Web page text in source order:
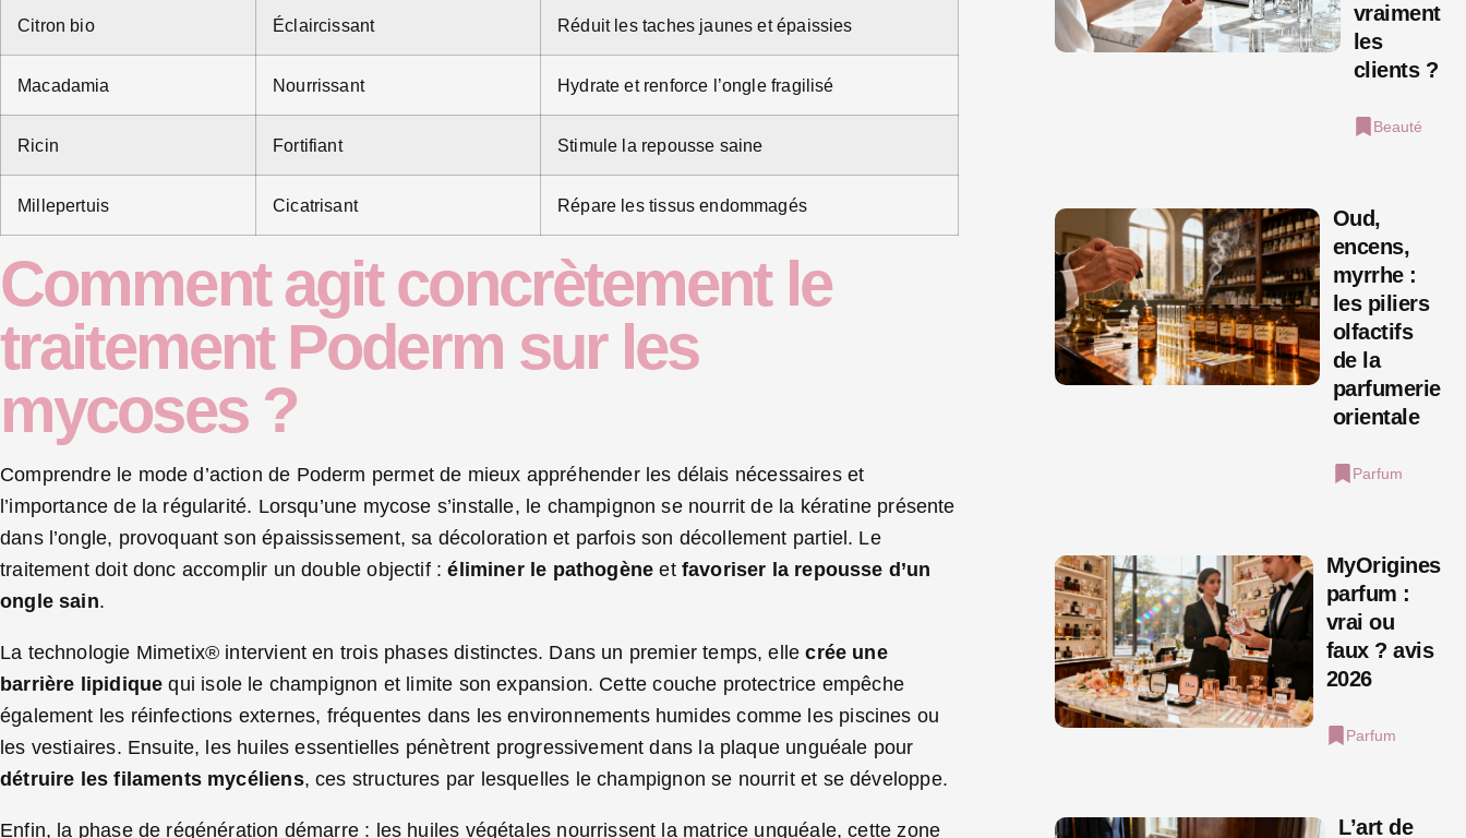
Citron bio Éclaircissant Réduit les taches jaunes et épaissies
Macadamia Nourrissant Hydrate et renforce l’ongle fragilisé
Ricin Fortifiant Stimule la repousse saine
Millepertuis Cicatrisant Répare les tissus endommagés
Comment agit concrètement le
traitement Poderm sur les
mycoses ?
Comprendre le mode d’action de Poderm permet de mieux appréhender les délais nécessaires et
l’importance de la régularité. Lorsqu’une mycose s’installe, le champignon se nourrit de la kératine présente
dans l’ongle, provoquant son épaississement, sa décoloration et parfois son décollement partiel. Le
traitement doit donc accomplir un double objectif :éliminer le pathogène et favoriser la repousse d’un
ongle sain.
La technologie Mimetix® intervient en trois phases distinctes. Dans un premier temps, ellecrée une
barrière lipidique qui isole le champignon et limite son expansion. Cette couche protectrice empêche
également les réinfections externes, fréquentes dans les environnements humides comme les piscines ou
les vestiaires. Ensuite, les huiles essentielles pénètrent progressivement dans la plaque unguéale pour
détruire les filaments mycéliens, ces structures par lesquelles le champignon se nourrit et se développe.
Enfin, la phase de régénération démarre : les huiles végétales nourrissent la matrice unguéale, cette zone
vraiment
les
clients ?
Beauté
Oud,
encens,
myrrhe :
les piliers
olfactifs
de la
parfumerie
orientale
Parfum
MyOrigines
parfum :
vrai ou
faux ? avis
2026
Parfum
L’art de